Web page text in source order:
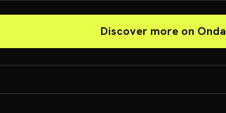
Discover more on Onda